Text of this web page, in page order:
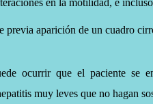
previa aparición de un cuadro
ocurrir que el paciente se
muy leves que no hagan